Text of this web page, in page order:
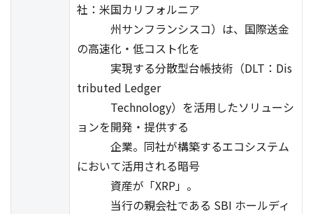
社：米国カリフォルニア
州サンフランシスコ）は、国際送金
の高速化・低コスト化を
実現する分散型台帳技術（DLT：Dis
tributed Ledger
Technology）を活用したソリューシ
ョンを開発・提供する
企業。同社が構築するエコシステム
において活用される暗号
資産が「XRP」。
当行の親会社である SBI ホールディ